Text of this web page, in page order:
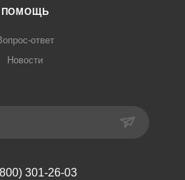
ПОМОЩЬ
ответ
Новости
301-26-03